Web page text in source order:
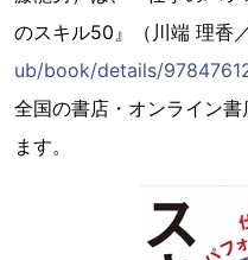
のスキル50』（川端 理香／
ub/book/details/
全国の書店・オンライン
ます。